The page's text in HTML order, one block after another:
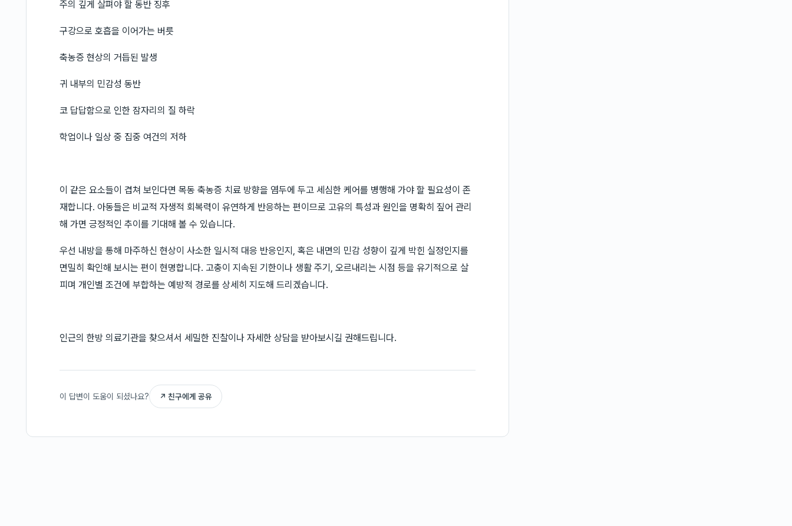
주의 깊게 살펴야 할 동반 징후
구강으로 호흡을 이어가는 버릇
축농증 현상의 거듭된 발생
귀 내부의 민감성 동반
코 답답함으로 인한 잠자리의 질 하락
학업이나 일상 중 집중 여건의 저하
이 같은 요소들이 겹쳐 보인다면 목동 축농증 치료 방향을 염두에 두고 세심한 케어를 병행해 가야 할 필요성이 존
재합니다. 아동들은 비교적 자생적 회복력이 유연하게 반응하는 편이므로 고유의 특성과 원인을 명확히 짚어 관리
해 가면 긍정적인 추이를 기대해 볼 수 있습니다.
우선 내방을 통해 마주하신 현상이 사소한 일시적 대응 반응인지, 혹은 내면의 민감 성향이 깊게 박힌 실정인지를
면밀히 확인해 보시는 편이 현명합니다. 고충이 지속된 기한이나 생활 주기, 오르내리는 시점 등을 유기적으로 살
피며 개인별 조건에 부합하는 예방적 경로를 상세히 지도해 드리겠습니다.
인근의 한방 의료기관을 찾으셔서 세밀한 진찰이나 자세한 상담을 받아보시길 권해드립니다.
이 답변이 도움이 되셨나요? ↗ 친구에게 공유